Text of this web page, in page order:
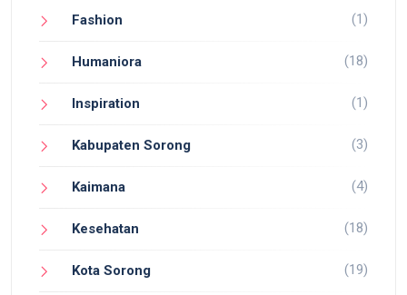
Fashion (1)
Humaniora (18)
Inspiration (1)
Kabupaten Sorong (3)
Kaimana (4)
Kesehatan (18)
Kota Sorong (19)